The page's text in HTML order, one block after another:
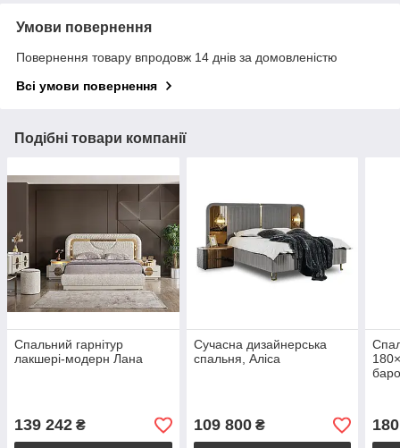
Умови повернення
Повернення товару впродовж 14 днів за домовленістю
Всі умови повернення
Подібні товари компанії
Спальний гарнітур
лакшері-модерн Лана
139 242 ₴
Сучасна дизайнерська
спальня, Аліса
109 800₴